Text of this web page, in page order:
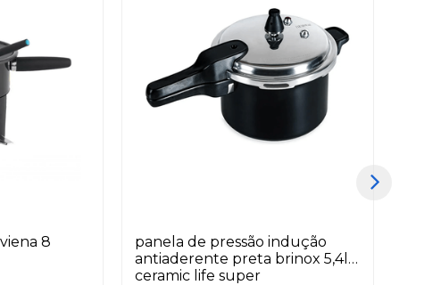
8
panela de pressão indução
antiaderente preta brinox 5,4l
ceramic life super